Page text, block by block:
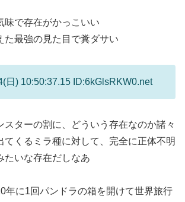
味で存在がかっこいい
た最強の見た目で糞ダサい
日) 10:50:37.15 ID:6kGlsRKW0.net
スターの割に、どういう存在なのか諸々
てくるミラ種に対して、完全に正体不明
たいな存在だしなあ
年に1回パンドラの箱を開けて世界旅行